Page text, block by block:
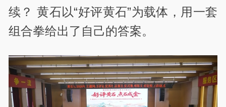
续？ 黄石以“好评黄石”为载体，用一套
组合拳给出了自己的答案。